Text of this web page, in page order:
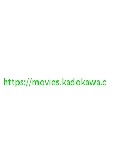
https://movies.kadokawa.c